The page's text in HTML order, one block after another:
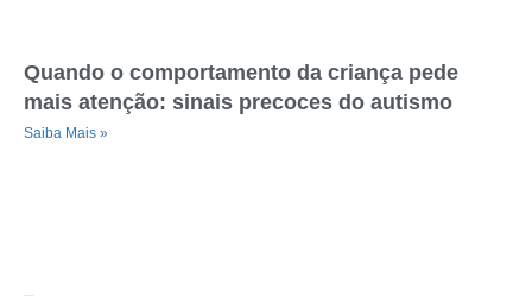
Quando o comportamento da criança pede
mais atenção: sinais precoces do autismo
Saiba Mais »